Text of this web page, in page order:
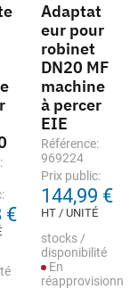
€
Adaptat
eur pour
robinet
DN20 MF
machine
à percer
EIE
Référence:
969224
Prix public:
144,99 €
HT / UNITÉ
stocks /
disponibilité
En